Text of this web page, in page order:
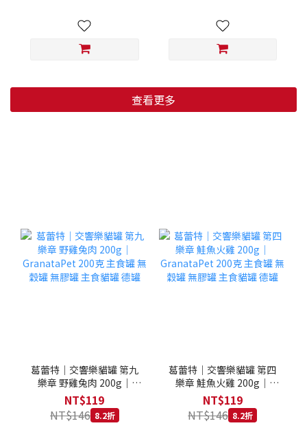
查看更多
葛蕾特｜交響樂貓罐 第九
樂章 野雞兔肉 200g｜
GranataPet 200克 主食罐
無穀罐 無膠罐 主食貓罐 德
罐
NT$119
NT$146 8.2折
葛蕾特｜交響樂貓罐 第四
樂章 鮭魚火雞 200g｜
GranataPet 200克 主食罐
無穀罐 無膠罐 主食貓罐 德
罐
NT$119
NT$146 8.2折